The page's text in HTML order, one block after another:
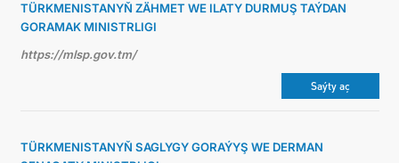
TÜRKMENISTANYŇ ZÄHMET WE ILATY DURMUŞ TAÝDAN
GORAMAK MINISTRLIGI
https://mlsp.gov.tm/
Saýty aç
TÜRKMENISTANYŇ SAGLYGY GORAÝYŞ WE DERMAN